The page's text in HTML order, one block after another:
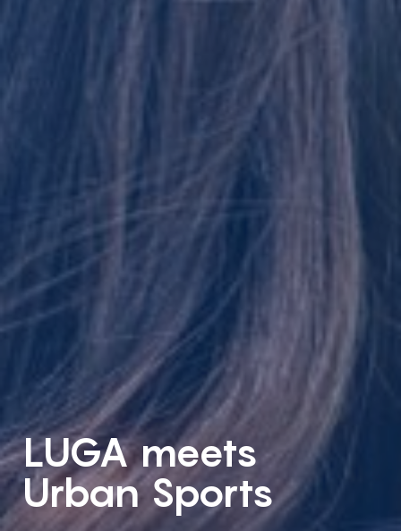
LUGA meets
Urban Sports